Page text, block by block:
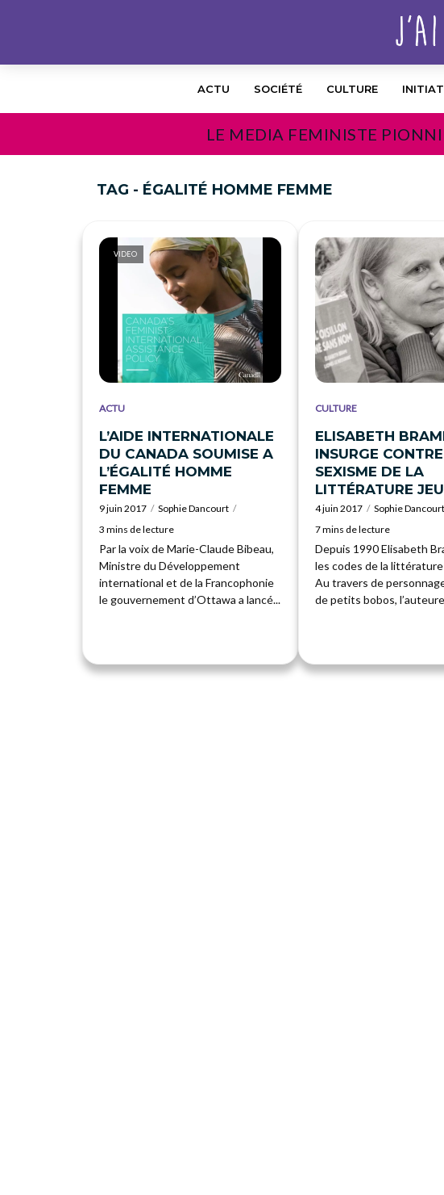
ACTU SOCIÉTÉ CULTURE
LE MEDIA FEMINISTE
TAG - ÉGALITÉ HOMME FEMME
VIDEO
ACTU
L’AIDE INTERNATIONALE
DU CANADA SOUMISE A
L’ÉGALITÉ HOMME
FEMME
9 juin 2017
Sophie Dancourt
3 mins de lecture
Par la voix de Marie-Claude Bibeau,
Ministre du Développement
international et de la Francophonie
le gouvernement d’Ottawa a lancé...
CULTURE
ELISABETH
INSURGE
SEXISME DE LA
LITTÉRATURE
4 juin 2017
Sophie Dancourt
7 mins de lecture
Depuis 1990 Elisabeth
les codes de la
Au travers de
de petits bobos,